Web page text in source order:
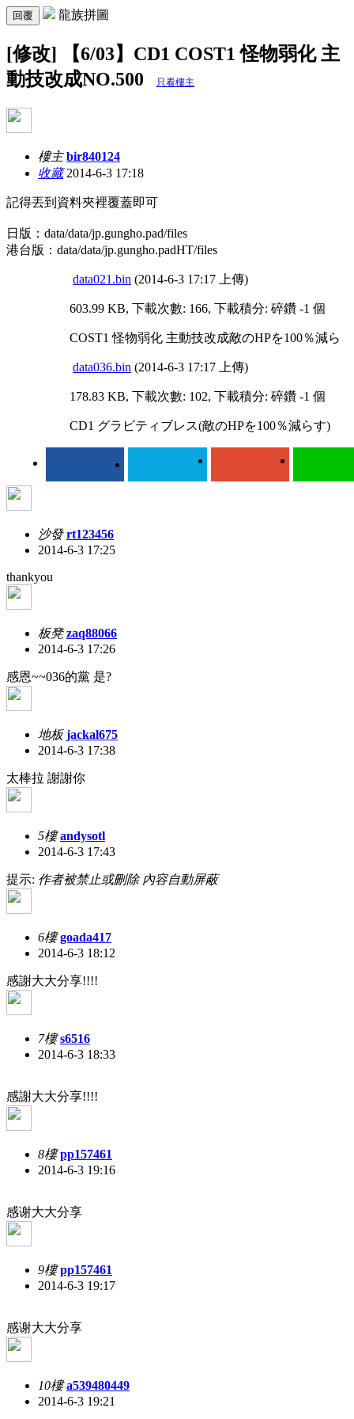
回覆 龍族拼圖
[修改] 【6/03】CD1 COST1 怪物弱化 主
動技改成NO.500
只看樓主
樓主 bir840124
收藏2014-6-3 17:18
記得丟到資料夾裡覆蓋即可
日版：data/data/jp.gungho.pad/files
港台版：data/data/jp.gungho.padHT/files
data021.bin (2014-6-3 17:17 上傳)
603.99 KB, 下載次數: 166, 下載積分: 碎鑽 -1 個
COST1 怪物弱化 主動技改成敵のHPを100％減ら
data036.bin (2014-6-3 17:17 上傳)
178.83 KB, 下載次數: 102, 下載積分: 碎鑽 -1 個
CD1 グラビティブレス(敵のHPを100％減らす)
沙發 rt123456
2014-6-3 17:25
thankyou
板凳 zaq88066
2014-6-3 17:26
感恩~~036的黨 是?
地板 jackal675
2014-6-3 17:38
太棒拉 謝謝你
5樓 andysotl
2014-6-3 17:43
提示: 作者被禁止或刪除 內容自動屏蔽
6樓 goada417
2014-6-3 18:12
感謝大大分享!!!!
7樓 s6516
2014-6-3 18:33
感謝大大分享!!!!
8樓 pp157461
2014-6-3 19:16
感谢大大分享
9樓 pp157461
2014-6-3 19:17
感谢大大分享
10樓 a539480449
2014-6-3 19:21